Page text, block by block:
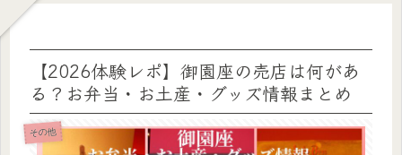
【2026体験レポ】御園座の売店は何があ
る？お弁当・お土産・グッズ情報まとめ
その他